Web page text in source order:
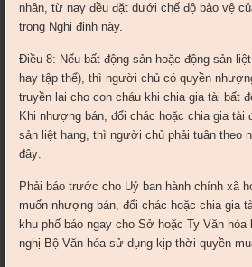
nhân, từ nay đều đặt dưới chế độ bảo vệ
trong Nghị định này.
Điều 8: Nếu bất động sản hoặc động sản
hay tập thể), thì người chủ có quyền
truyền lại cho con cháu khi chia gia tài bất
Khi nhượng bán, đổi chác hoặc chia gia tài
sản liệt hạng, thì người chủ phải tuân theo
đây:
Phải báo trước cho Uỷ ban hành chính xã
muốn nhượng bán, đổi chác hoặc chia gia
khu phố báo ngay cho Sở hoặc Ty Văn
nghị Bộ Văn hóa sử dụng kịp thời quyền